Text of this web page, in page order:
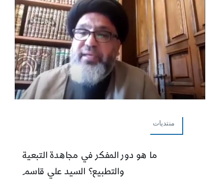
منتديات
ما هو دور المفكر في مجاهدة التبعية
والتطبيع؟ السيد علي قاسم